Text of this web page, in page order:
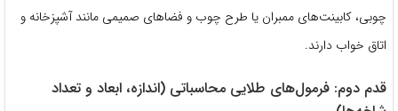
چوبی، کابینت‌های ممبران یا طرح چوب و فضاهای صمیمی مانند آشپزخانه و
اتاق خواب دارند.
قدم دوم: فرمول‌های طلایی محاسباتی (اندازه، ابعاد و تعداد